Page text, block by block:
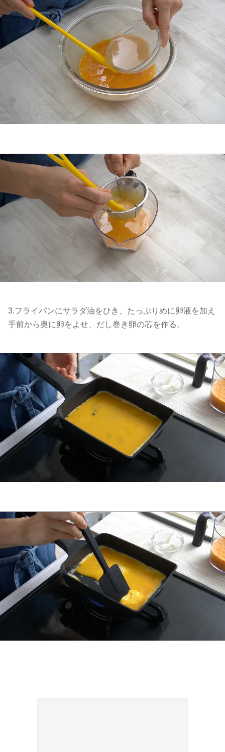
3.フライパンにサラダ油をひき、たっぷりめに卵液を加え
手前から奥に卵をよせ、だし巻き卵の芯を作る。